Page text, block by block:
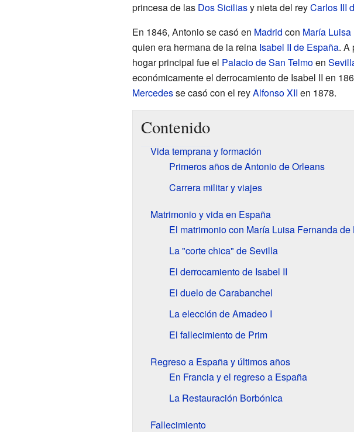
princesa de las Dos Siciliasy nieta del reyCarlos III
En 1846, Antonio se casó en Madrid con María
quien era hermana de la reina Isabel II de España. A
hogar principal fue el Palacio de San Telmoen
económicamente el derrocamiento de Isabel II en
Mercedesse casó con el reyAlfonso XII en 1878.
Contenido
Vida temprana y formación
Primeros años de Antonio de Orleans
Carrera militar y viajes
Matrimonio y vida en España
El matrimonio con María Luisa Fernanda de
La "corte chica" de Sevilla
El derrocamiento de Isabel II
El duelo de Carabanchel
La elección de Amadeo I
El fallecimiento de Prim
Regreso a España y últimos años
En Francia y el regreso a España
La Restauración Borbónica
Fallecimiento